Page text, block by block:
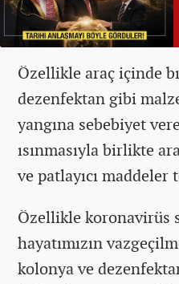
Özellikle araç içinde
dezenfektan gibi
yangına sebebiyet
ısınmasıyla birlikte
ve patlayıcı maddeler
Özellikle koronavirüs
hayatımızın
kolonya ve